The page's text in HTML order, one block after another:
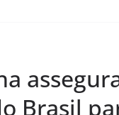
Brasil